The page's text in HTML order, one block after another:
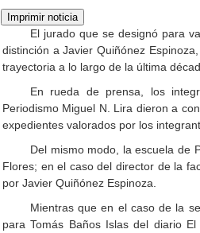
El jurado que se designó para
distinción a Javier Quiñónez
trayectoria a lo largo de la última
En rueda de prensa, los
Periodismo Miguel N. Lira dieron a
expedientes valorados por los
Del mismo modo, la escuela de
Flores; en el caso del director de la
por Javier Quiñónez Espinoza.
Mientras que en el caso de la
para Tomás Baños Islas del diario